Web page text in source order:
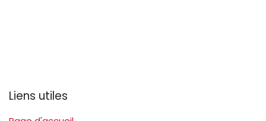
Liens utiles